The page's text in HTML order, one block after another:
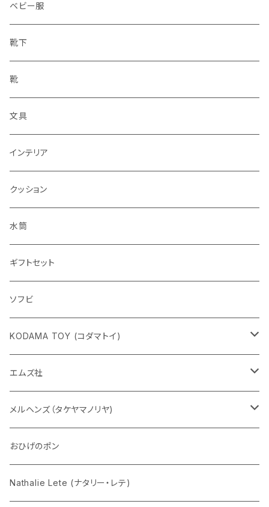
ベビー服
靴下
靴
文具
インテリア
クッション
水筒
ギフトセット
ソフビ
KODAMA TOY (コダマトイ)
チャーミーちゃん
五型動物
Eddie パンダ
エムズ社
デコちゃん
クマちゃん
メルヘンズ（タケヤマノリヤ)
ケロペチーノ
おひげのポン
Nathalie Lete (ナタリー・レテ)